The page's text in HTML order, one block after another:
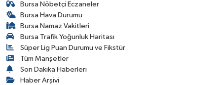
Bursa Nöbetçi Eczaneler
Bursa Hava Durumu
Bursa Namaz Vakitleri
Bursa Trafik Yoğunluk Haritası
Süper Lig Puan Durumu ve Fikstür
Tüm Manşetler
Son Dakika Haberleri
Haber Arşivi